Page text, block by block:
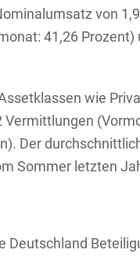
von
41,26
wie
Der
Sommer letzten